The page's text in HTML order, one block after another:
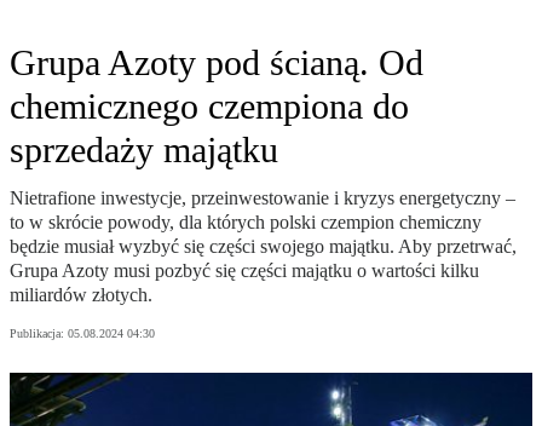
Grupa Azoty pod ścianą. Od
chemicznego czempiona do
sprzedaży majątku
Nietrafione inwestycje, przeinwestowanie i kryzys energetyczny –
to w skrócie powody, dla których polski czempion chemiczny
będzie musiał wyzbyć się części swojego majątku. Aby przetrwać,
Grupa Azoty musi pozbyć się części majątku o wartości kilku
miliardów złotych.
Publikacja: 05.08.2024 04:30